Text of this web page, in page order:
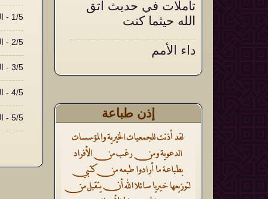
1/5 - المقدمة
2/5 - المشكلة الأولى: مشكلة الدين والعقيدة
3/5 - المشكلة الثانية: مشكلة العلم
4/5 - المشكلة الثالثة: مشكلة الغنى والفقر
5/5 - المشكلة الثالثة: مشكلة الغنى والفقر
تأملات في حديث اتق
الله حيثما كنت
داء الأمم
أثر الأذكار الشرعية في
إذن طباعة